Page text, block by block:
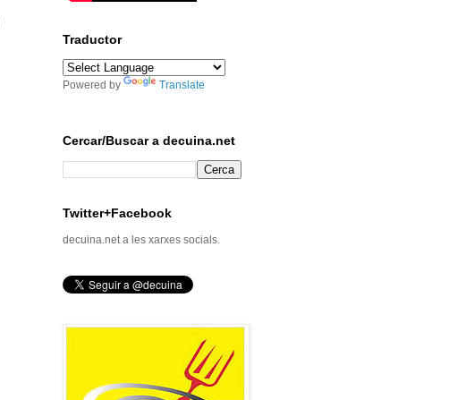
Traductor
Powered by Translate
Cercar/Buscar a decuina.net
Twitter+Facebook
decuina.net a les xarxes socials.